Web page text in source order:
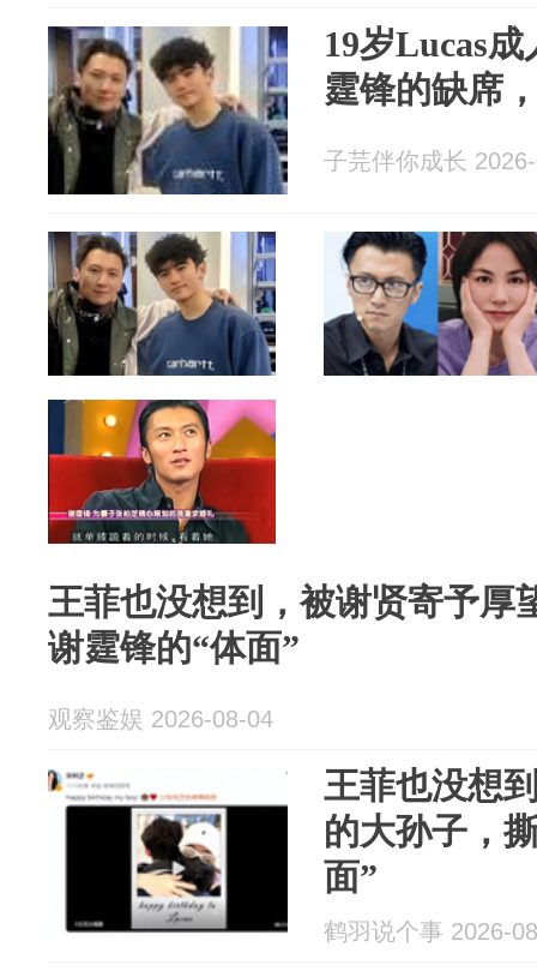
19岁Lucas
霆锋的缺席
子芫伴你成长
王菲也没想到，被谢贤寄予厚
谢霆锋的“体面”
观察鉴娱 2026-08-04
王菲也没想
的大孙子，
面”
鹤羽说个事 2026-